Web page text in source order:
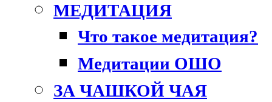
МЕДИТАЦИЯ
Что такое медитация?
Медитации ОШО
ЗА ЧАШКОЙ ЧАЯ